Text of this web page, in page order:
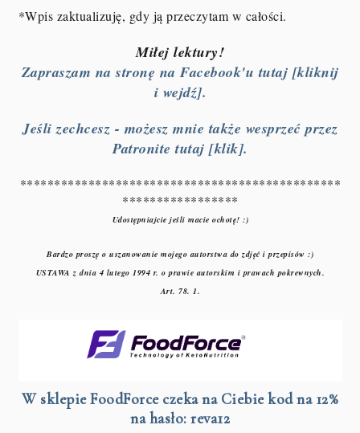
*Wpis zaktualizuję, gdy ją przeczytam w całości.
Miłej lektury!
Zapraszam na stronę na Facebook'u tutaj [kliknij
i wejdź].
Jeśli zechcesz - możesz mnie także wesprzeć przez
Patronite tutaj [klik].
***********************************************
*****************
Udostępniajcie jeśli macie ochotę! :)
Bardzo proszę o uszanowanie mojego autorstwa do zdjęć i przepisów :)
USTAWA z dnia 4 lutego 1994 r. o prawie autorskim i prawach pokrewnych.
Art. 78. 1.
W sklepie FoodForce czeka na Ciebie kod na 12%
na hasło: reva12